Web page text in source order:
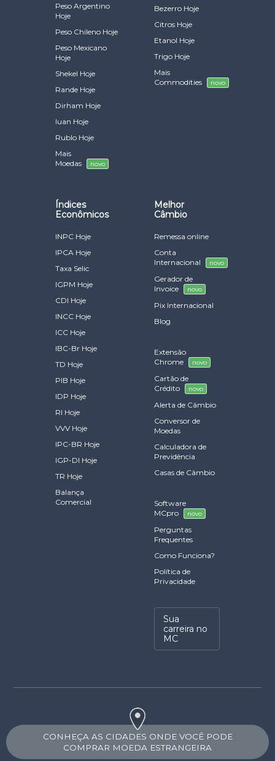
Peso Argentino
Hoje
Peso Chileno Hoje
Peso Mexicano
Hoje
Shekel Hoje
Rande Hoje
Dirham Hoje
Iuan Hoje
Rublo Hoje
Mais
Moedas
novo
Bezerro Hoje
Citros Hoje
Etanol Hoje
Trigo Hoje
Mais
Commodities
novo
Índices
Econômicos
INPC Hoje
IPCA Hoje
Taxa Selic
IGPM Hoje
CDI Hoje
INCC Hoje
ICC Hoje
IBC-Br Hoje
TD Hoje
PIB Hoje
IDP Hoje
RI Hoje
VVV Hoje
IPC-BR Hoje
IGP-DI Hoje
TR Hoje
Balança
Comercial
Melhor
Câmbio
Remessa online
Conta
Internacional
novo
Gerador de
Invoice
novo
Pix Internacional
Blog
Extensão
Chrome
novo
Cartão de
Crédito
novo
Alerta de Câmbio
Conversor de
Moedas
Calculadora de
Previdência
Casas de Câmbio
Software
MCpro
novo
Perguntas
Frequentes
Como Funciona?
Política de
Privacidade
Sua
carreira no
MC
CONHEÇA AS CIDADES ONDE VOCÊ PODE
COMPRAR MOEDA ESTRANGEIRA